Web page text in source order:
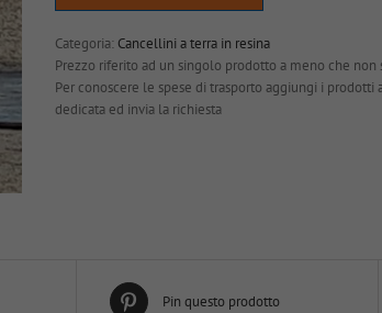
Categoria: Cancellini a terra in resina
Prezzo riferito ad un singolo prodotto a meno che
Per conoscere le spese di trasporto aggiungi i
dedicata ed invia la richiesta
Pin questo prodotto